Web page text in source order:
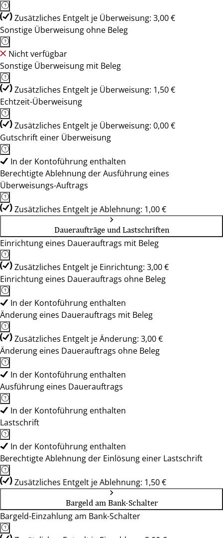
Zusätzliches Entgelt je Überweisung: 3,00 €
Sonstige Überweisung ohne Beleg
Nicht verfügbar
Sonstige Überweisung mit Beleg
Zusätzliches Entgelt je Überweisung: 1,50 €
Echtzeit-Überweisung
Zusätzliches Entgelt je Überweisung: 0,00 €
Gutschrift einer Überweisung
In der Kontoführung enthalten
Berechtigte Ablehnung der Ausführung eines
Überweisungs-Auftrags
Zusätzliches Entgelt je Ablehnung: 1,00 €
Daueraufträge und Lastschriften
Einrichtung eines Dauerauftrags mit Beleg
Zusätzliches Entgelt je Einrichtung: 3,00 €
Einrichtung eines Dauerauftrags ohne Beleg
In der Kontoführung enthalten
Änderung eines Dauerauftrags mit Beleg
Zusätzliches Entgelt je Änderung: 3,00 €
Änderung eines Dauerauftrags ohne Beleg
In der Kontoführung enthalten
Ausführung eines Dauerauftrags
In der Kontoführung enthalten
Lastschrift
In der Kontoführung enthalten
Berechtigte Ablehnung der Einlösung einer Lastschrift
Zusätzliches Entgelt je Ablehnung: 1,50 €
Bargeld am Bank-Schalter
Bargeld-Einzahlung am Bank-Schalter